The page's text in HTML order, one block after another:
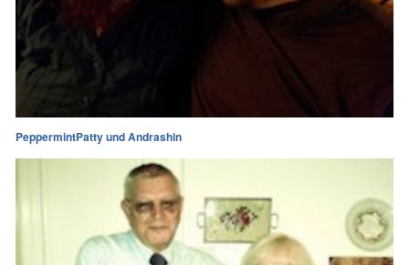
PeppermintPatty und Andrashin